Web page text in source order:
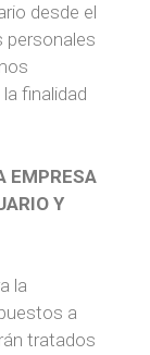
desde el
personales
finalidad
EMPRESA
Y
la
a
tratados